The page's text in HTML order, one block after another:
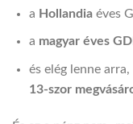
a Hollandiaéves
a magyar éves
és elég lenne arra,
13-szor